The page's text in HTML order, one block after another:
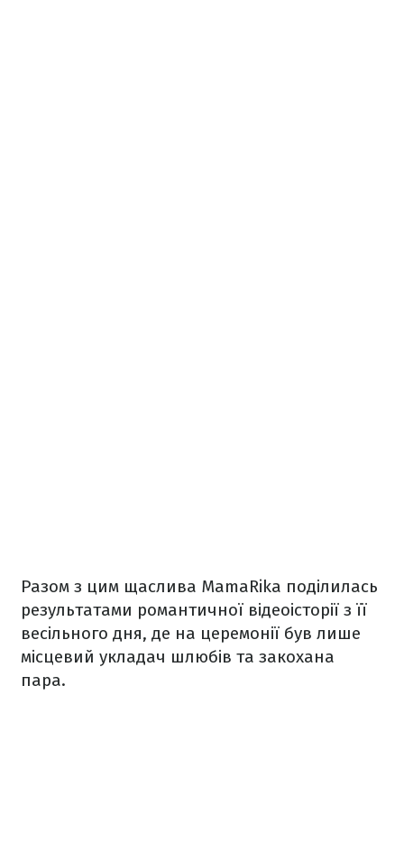
Разом з цим щаслива MamaRika поділилась
результатами романтичної відеоісторії з її
весільного дня, де на церемонії був лише
місцевий укладач шлюбів та закохана
пара.